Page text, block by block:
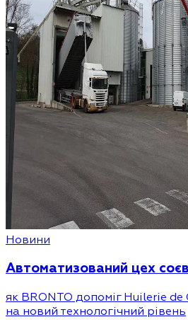
Новини
Автоматизований цех
як BRONTO допоміг Huilerie
на новий технологічний рівень